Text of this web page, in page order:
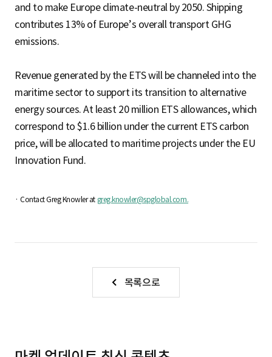
and to make Europe climate-neutral by 2050. Shipping
contributes 13% of Europe’s overall transport GHG
emissions.
Revenue generated by the ETS will be channeled into the
maritime sector to support its transition to alternative
energy sources. At least 20 million ETS allowances, which
correspond to $1.6 billion under the current ETS carbon
price, will be allocated to maritime projects under the EU
Innovation Fund.
· Contact Greg Knowler at greg.knowler@spglobal.com.
목록으로